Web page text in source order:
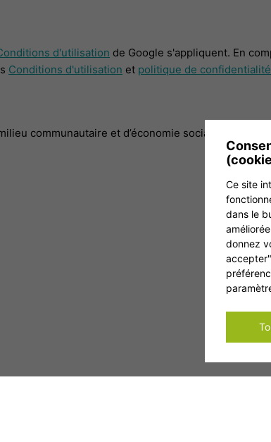
d'utilisation de Google s'appliquent. En
Conditions d'utilisation et politique de confidentialité
communautaire et d’économie sociale,
Ce site
dans le
donnez